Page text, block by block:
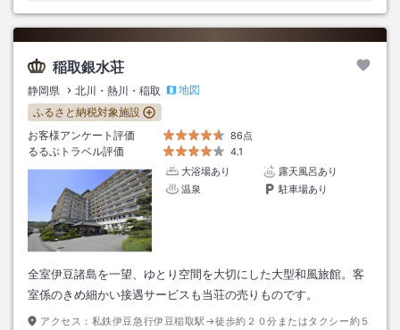
稲取銀水荘
静岡県 北川・熱川・稲取
地図
ふるさと納税対象施設
お客様アンケート評価
86点
るるぶトラベル評価
4.1
大浴場あり
露天風呂あり
温泉
駐車場あり
全室伊豆諸島を一望、ゆとり空間を大切にした大型和風旅館。客
室係のきめ細かい接遇サービスも当荘の売りものです。
アクセス： 私鉄伊豆急行伊豆稲取駅→徒歩約２０分またはタクシー約５